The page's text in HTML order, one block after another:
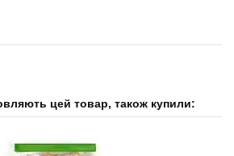
цей товар, також купили: